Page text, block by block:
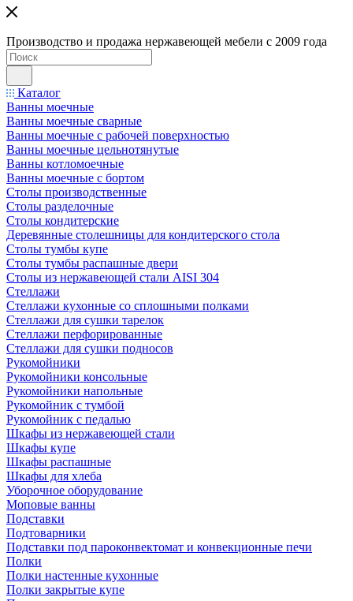
Производство и продажа нержавеющей мебели с 2009 года
Каталог
Ванны моечные
Ванны моечные сварные
Ванны моечные с рабочей поверхностью
Ванны моечные цельнотянутые
Ванны котломоечные
Ванны моечные с бортом
Столы производственные
Столы разделочные
Столы кондитерские
Деревянные столешницы для кондитерского стола
Столы тумбы купе
Столы тумбы распашные двери
Столы из нержавеющей стали AISI 304
Стеллажи
Стеллажи кухонные со сплошными полками
Стеллажи для сушки тарелок
Стеллажи перфорированные
Стеллажи для сушки подносов
Рукомойники
Рукомойники консольные
Рукомойники напольные
Рукомойник с тумбой
Рукомойник с педалью
Шкафы из нержавеющей стали
Шкафы купе
Шкафы распашные
Шкафы для хлеба
Уборочное оборудование
Моповые ванны
Подставки
Подтоварники
Подставки под пароконвектомат и конвекционные печи
Полки
Полки настенные кухонные
Полки закрытые купе